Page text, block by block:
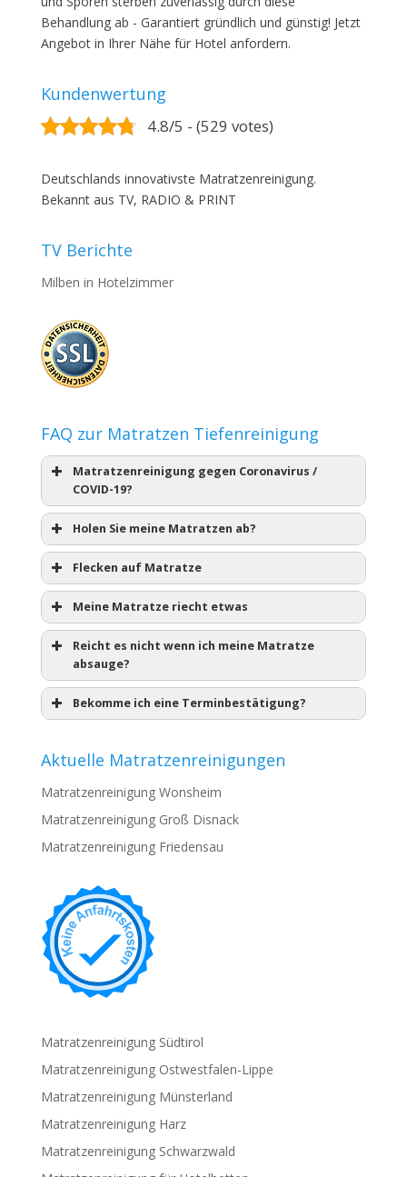
Behandlung ab - Garantiert gründlich und günstig! Jetzt
Angebot in Ihrer Nähe für Hotel anfordern.
Kundenwertung
4.8/5 - (529 votes)
Deutschlands innovativste Matratzenreinigung.
Bekannt aus TV, RADIO & PRINT
TV Berichte
Milben in Hotelzimmer
FAQ zur Matratzen Tiefenreinigung
Matratzenreinigung gegen Coronavirus /
COVID-19?
Holen Sie meine Matratzen ab?
Flecken auf Matratze
Meine Matratze riecht etwas
Reicht es nicht wenn ich meine Matratze
absauge?
Bekomme ich eine Terminbestätigung?
Aktuelle Matratzenreinigungen
Matratzenreinigung Wonsheim
Matratzenreinigung Groß Disnack
Matratzenreinigung Friedensau
Matratzenreinigung Südtirol
Matratzenreinigung Ostwestfalen-Lippe
Matratzenreinigung Münsterland
Matratzenreinigung Harz
Matratzenreinigung Schwarzwald